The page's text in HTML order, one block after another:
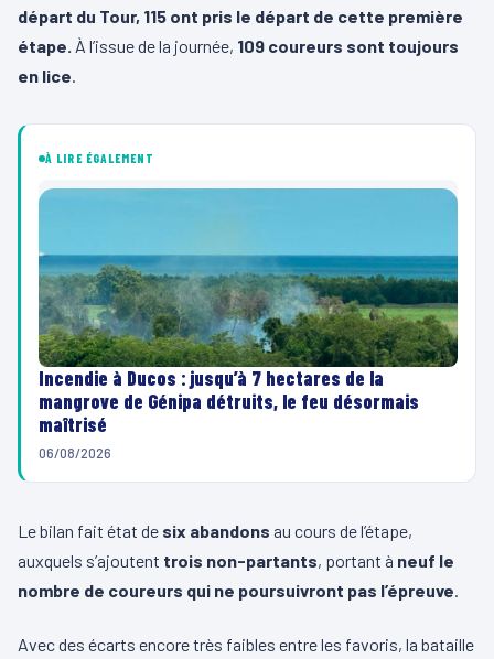
départ du Tour, 115 ont pris le départ de cette première
étape. À l’issue de la journée, 109 coureurs sont toujours
en lice.
À LIRE ÉGALEMENT
Incendie à Ducos : jusqu’à 7 hectares de la
mangrove de Génipa détruits, le feu désormais
maîtrisé
06/08/2026
Le bilan fait état de six abandons au cours de l’étape,
auxquels s’ajoutent trois non-partants, portant à neuf le
nombre de coureurs qui ne poursuivront pas l’épreuve.
Avec des écarts encore très faibles entre les favoris, la bataille